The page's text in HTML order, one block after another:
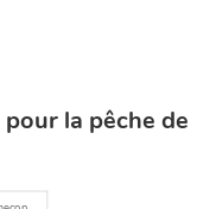
la pêche de